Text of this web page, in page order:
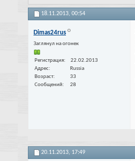
18.11.2013, 00:54
Dimas24rus
Заглянул на огонек
Регистрация
22.02.2013
Адрес
Russia
Возраст
33
Сообщений
28
20.11.2013, 17:49